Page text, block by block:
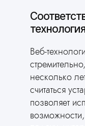
Веб-
несколько
считаться
позволяет